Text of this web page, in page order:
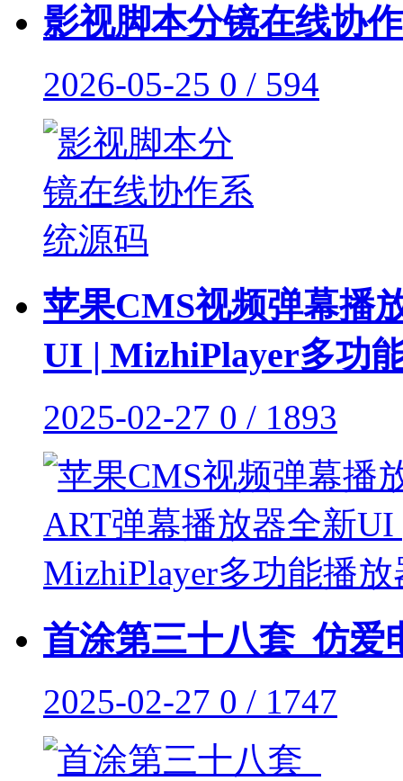
影视脚本分镜在线协
2026-05-25 0 / 594
苹果CMS视频弹幕播
UI | MizhiPlayer多功
2025-02-27 0 / 1893
首涂第三十八套_仿爱
2025-02-27 0 / 1747